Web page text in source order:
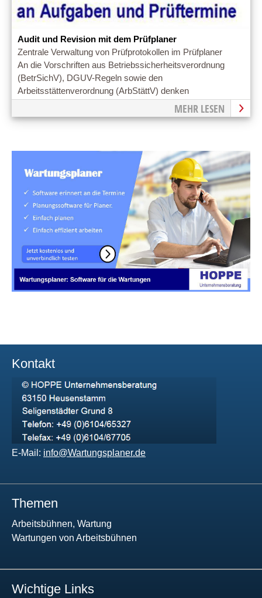
Audit und Revision mit dem Prüfplaner
Zentrale Verwaltung von Prüfprotokollen im Prüfplaner
An die Vorschriften aus Betriebssicherheitsverordnung
(BetrSichV), DGUV-Regeln sowie den
Arbeitsstättenverordnung (ArbStättV) denken
MEHR LESEN
Kontakt
E-Mail: info@Wartungsplaner.de
Themen
Arbeitsbühnen, Wartung
Wartungen von Arbeitsbühnen
Wichtige Links